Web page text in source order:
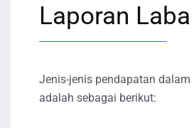
Laporan
Jenis-jenis pendapatan
adalah sebagai berikut: